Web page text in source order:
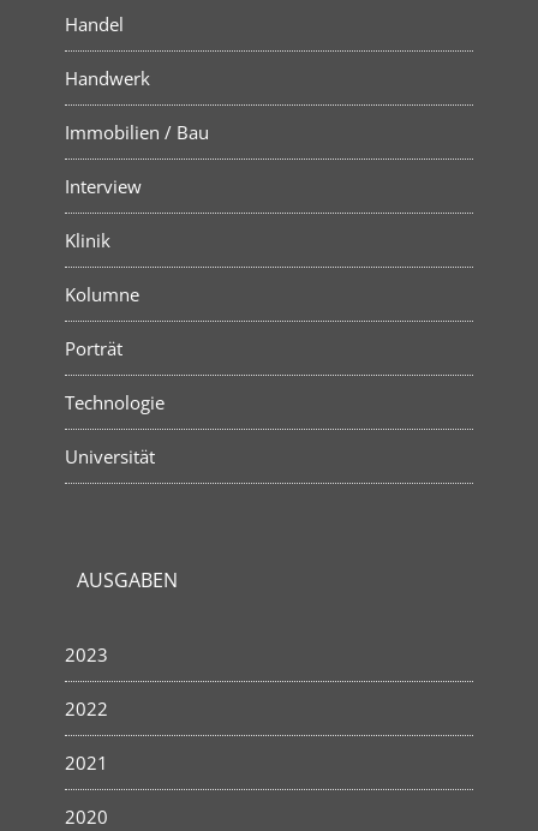
Handel
Handwerk
Immobilien / Bau
Interview
Klinik
Kolumne
Porträt
Technologie
Universität
AUSGABEN
2023
2022
2021
2020